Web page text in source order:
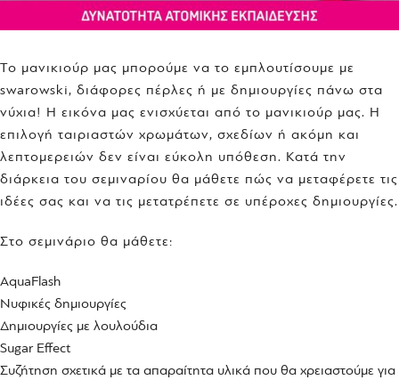
Το μανικιούρ μας μπορούμε να το εμπλουτίσουμε με
swarowski, διάφορες πέρλες ή με δημιουργίες πάνω στα
νύχια! Η εικόνα μας ενισχύεται από το μανικιούρ μας. Η
επιλογή ταιριαστών χρωμάτων, σχεδίων ή ακόμη και
λεπτομερειών δεν είναι εύκολη υπόθεση. Κατά την
διάρκεια του σεμιναρίου θα μάθετε πώς να μεταφέρετε τις
ιδέες σας και να τις μετατρέπετε σε υπέροχες δημιουργίες.
Στο σεμινάριο θα μάθετε:
AquaFlash
Νυφικές δημιουργίες
Δημιουργίες με λουλούδια
Sugar Effect
Συζήτηση σχετικά με τα απαραίτητα υλικά που θα χρειαστούμε για